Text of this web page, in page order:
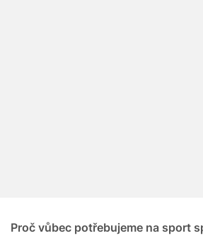
Proč vůbec potřebujeme na sport